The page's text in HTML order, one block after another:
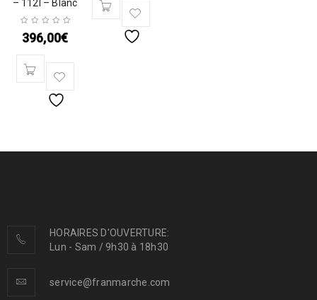
– 112l – Blanc
396,00€
HORAIRES D'OUVERTURE:
Lun - Sam / 9h30 à 18h30
service@franmarche.com